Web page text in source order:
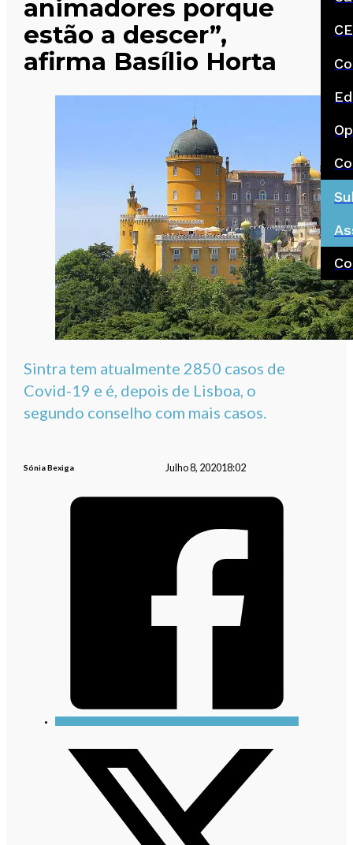
animadores porque
estão a descer”,
afirma Basílio Horta
Sintra tem atualmente 2850 casos de
Covid-19 e é, depois de Lisboa, o
segundo conselho com mais casos.
Sónia Bexiga Julho 8, 202018:02